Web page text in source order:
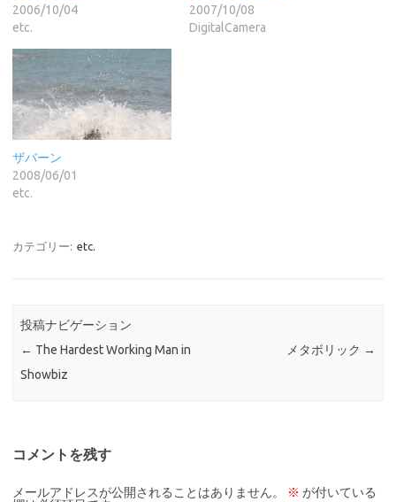
2006/10/04
etc.
2007/10/08
DigitalCamera
ザバーン
2008/06/01
etc.
カテゴリー: etc.
投稿ナビゲーション
← The Hardest Working Man in
Showbiz
メタボリック →
コメントを残す
メールアドレスが公開されることはありません。 ※ が付いている